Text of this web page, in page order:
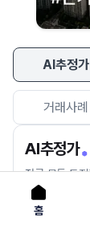
AI추정가
거래사례
AI추정가
전국 모든 토
세요.
홈